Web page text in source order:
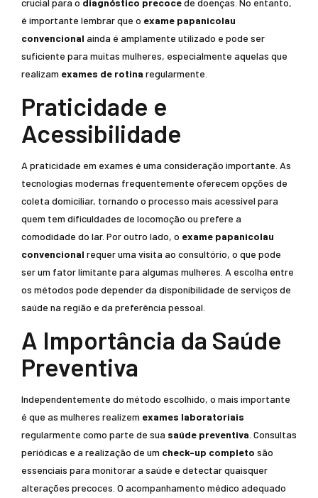
crucial para o diagnóstico precocede doenças. No entanto,
é importante lembrar que o exame papanicolau
convencional ainda é amplamente utilizado e pode ser
suficiente para muitas mulheres, especialmente aquelas que
realizam exames de rotina regularmente.
Praticidade e
Acessibilidade
A praticidade em exames é uma consideração importante. As
tecnologias modernas frequentemente oferecem opções de
coleta domiciliar, tornando o processo mais acessível para
quem tem dificuldades de locomoção ou prefere a
comodidade do lar. Por outro lado, o exame papanicolau
convencional requer uma visita ao consultório, o que pode
ser um fator limitante para algumas mulheres. A escolha entre
os métodos pode depender da disponibilidade de serviços de
saúde na região e da preferência pessoal.
A Importância da Saúde
Preventiva
Independentemente do método escolhido, o mais importante
é que as mulheres realizem exames laboratoriais
regularmente como parte de sua saúde preventiva . Consultas
periódicas e a realização de um check-up completo são
essenciais para monitorar a saúde e detectar quaisquer
alterações precoces. O acompanhamento médico adequado